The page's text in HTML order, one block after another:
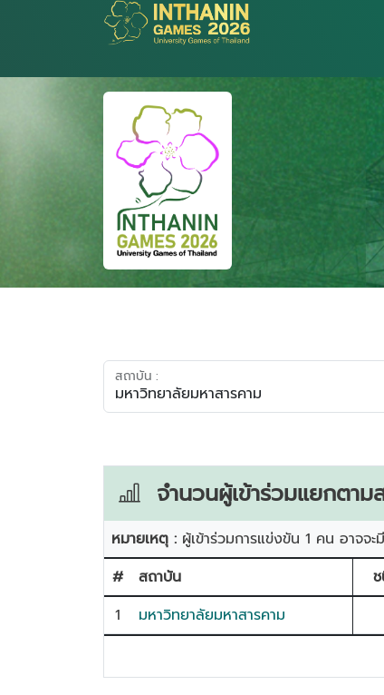
สถาบัน :
จำนวนผู้เข้าร่วมแยกตาม
หมายเหตุ : ผู้เข้าร่วมการแข่งขัน 1 คน อาจจ
#
สถาบัน
1
มหาวิทยาลัยมหาสารคาม